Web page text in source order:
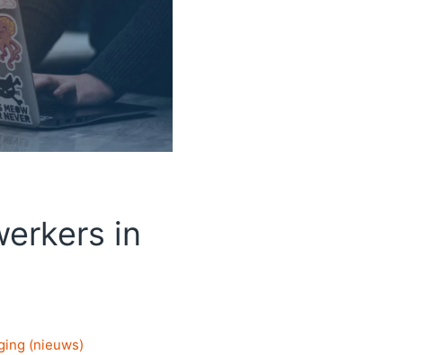
in
(nieuws)